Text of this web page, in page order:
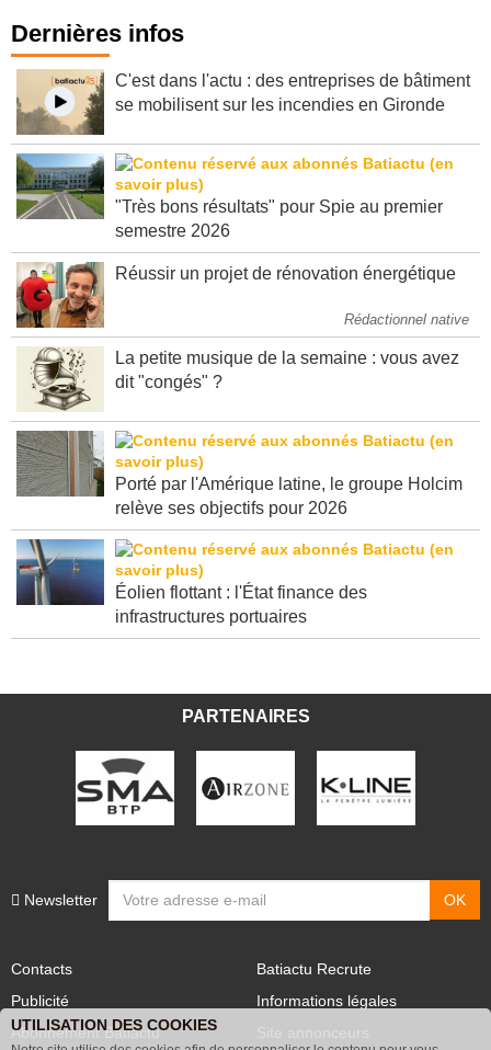
Dernières infos
C'est dans l'actu : des entreprises de bâtiment
se mobilisent sur les incendies en Gironde
"Très bons résultats" pour Spie au premier
semestre 2026
Réussir un projet de rénovation énergétique
Rédactionnel native
La petite musique de la semaine : vous avez
dit "congés" ?
Porté par l'Amérique latine, le groupe Holcim
relève ses objectifs pour 2026
Éolien flottant : l'État finance des
infrastructures portuaires
PARTENAIRES
Newsletter
Contacts
Publicité
Abonnement Batiactu
Batiactu Recrute
Informations légales
UTILISATION DES COOKIES